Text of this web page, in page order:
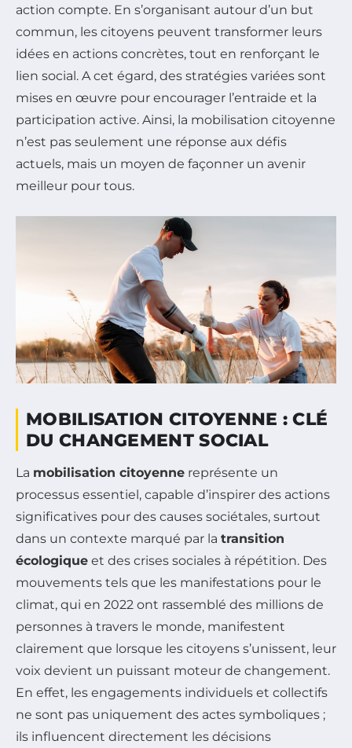
action compte. En s’organisant autour d’un but
commun, les citoyens peuvent transformer leurs
idées en actions concrètes, tout en renforçant le
lien social. A cet égard, des stratégies variées sont
mises en œuvre pour encourager l’entraide et la
participation active. Ainsi, la mobilisation citoyenne
n’est pas seulement une réponse aux défis
actuels, mais un moyen de façonner un avenir
meilleur pour tous.
MOBILISATION CITOYENNE : CLÉ
DU CHANGEMENT SOCIAL
La mobilisation citoyenne représente un
processus essentiel, capable d’inspirer des actions
significatives pour des causes sociétales, surtout
dans un contexte marqué par la transition
écologique et des crises sociales à répétition. Des
mouvements tels que les manifestations pour le
climat, qui en 2022 ont rassemblé des millions de
personnes à travers le monde, manifestent
clairement que lorsque les citoyens s’unissent, leur
voix devient un puissant moteur de changement.
En effet, les engagements individuels et collectifs
ne sont pas uniquement des actes symboliques ;
ils influencent directement les décisions